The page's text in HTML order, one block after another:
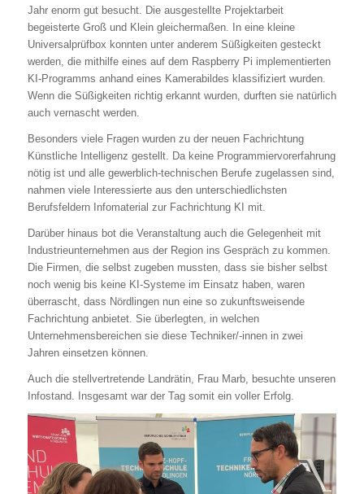
Jahr enorm gut besucht. Die ausgestellte Projektarbeit
begeisterte Groß und Klein gleichermaßen. In eine kleine
Universalprüfbox konnten unter anderem Süßigkeiten gesteckt
werden, die mithilfe eines auf dem Raspberry Pi implementierten
KI-Programms anhand eines Kamerabildes klassifiziert wurden.
Wenn die Süßigkeiten richtig erkannt wurden, durften sie natürlich
auch vernascht werden.
Besonders viele Fragen wurden zu der neuen Fachrichtung
Künstliche Intelligenz gestellt. Da keine Programmiervorerfahrung
nötig ist und alle gewerblich-technischen Berufe zugelassen sind,
nahmen viele Interessierte aus den unterschiedlichsten
Berufsfeldern Infomaterial zur Fachrichtung KI mit.
Darüber hinaus bot die Veranstaltung auch die Gelegenheit mit
Industrieunternehmen aus der Region ins Gespräch zu kommen.
Die Firmen, die selbst zugeben mussten, dass sie bisher selbst
noch wenig bis keine KI-Systeme im Einsatz haben, waren
überrascht, dass Nördlingen nun eine so zukunftsweisende
Fachrichtung anbietet. Sie überlegten, in welchen
Unternehmensbereichen sie diese Techniker/-innen in zwei
Jahren einsetzen können.
Auch die stellvertretende Landrätin, Frau Marb, besuchte unseren
Infostand. Insgesamt war der Tag somit ein voller Erfolg.